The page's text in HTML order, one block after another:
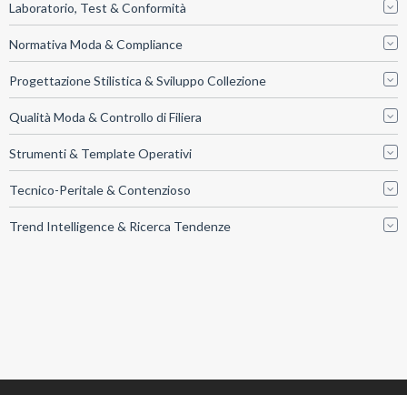
Laboratorio, Test & Conformità
Normativa Moda & Compliance
Progettazione Stilistica & Sviluppo Collezione
Qualità Moda & Controllo di Filiera
Strumenti & Template Operativi
Tecnico-Peritale & Contenzioso
Trend Intelligence & Ricerca Tendenze